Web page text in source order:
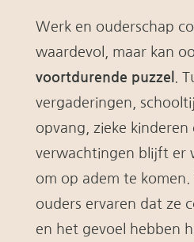
Werk en ouderschap
waardevol, maar kan
voortdurende puzzel
.
vergaderingen,
opvang, zieke kinderen
verwachtingen blijft er
om op adem te komen.
ouders ervaren dat ze
en het gevoel hebben